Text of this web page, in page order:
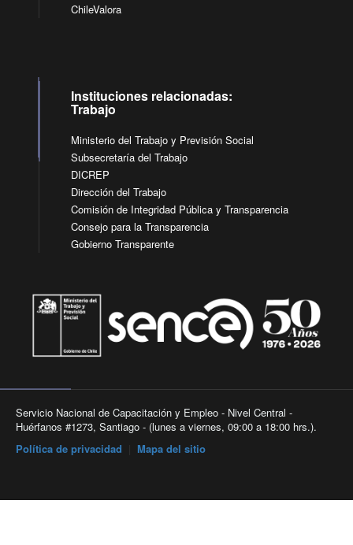
ChileValora
Instituciones relacionadas:
Trabajo
Ministerio del Trabajo y Previsión Social
Subsecretaría del Trabajo
DICREP
Dirección del Trabajo
Comisión de Integridad Pública y Transparencia
Consejo para la Transparencia
Gobierno Transparente
Servicio Nacional de Capacitación y Empleo - Nivel Central -
Huérfanos #1273, Santiago - (lunes a viernes, 09:00 a 18:00 hrs.).
Política de privacidad
Mapa del sitio